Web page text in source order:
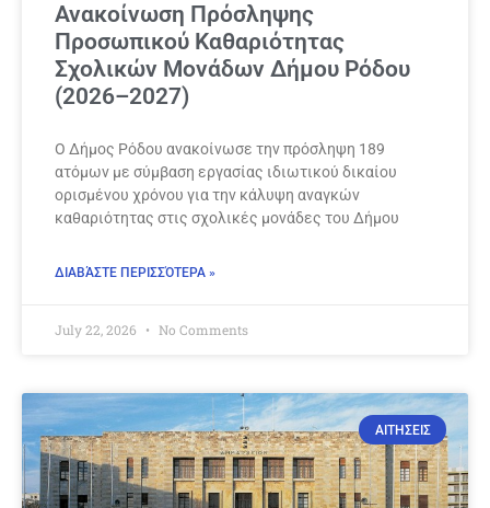
Ανακοίνωση Πρόσληψης
Προσωπικού Καθαριότητας
Σχολικών Μονάδων Δήμου Ρόδου
(2026–2027)
Ο Δήμος Ρόδου ανακοίνωσε την πρόσληψη 189
ατόμων με σύμβαση εργασίας ιδιωτικού δικαίου
ορισμένου χρόνου για την κάλυψη αναγκών
καθαριότητας στις σχολικές μονάδες του Δήμου
ΔΙΑΒΆΣΤΕ ΠΕΡΙΣΣΌΤΕΡΑ »
July 22, 2026 No Comments
ΑΙΤΗΣΕΙΣ